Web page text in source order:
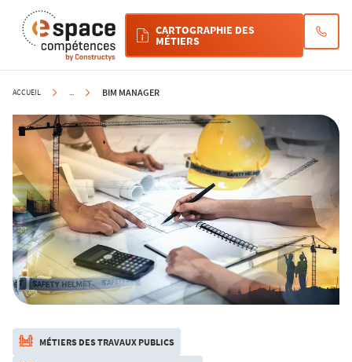
CARTOGRAPHIE DES
MÉTIERS
ACCUEIL ... BIM MANAGER
MÉTIERS DES TRAVAUX PUBLICS